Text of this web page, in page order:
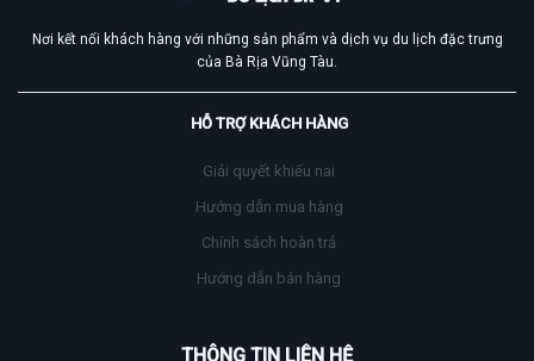
Nơi kết nối khách hàng với những sản phẩm và dịch vụ du lịch đặc trưng
của Bà Rịa Vũng Tàu.
HỖ TRỢ KHÁCH HÀNG
Giải quyết khiếu nai
Hướng dẫn mua hàng
Chính sách hoàn trả
Hướng dẫn bán hàng
THÔNG TIN LIÊN HỆ